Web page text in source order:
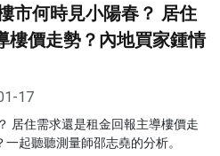
市何時見小陽春？ 居住
樓價走勢？內地買家鍾情
17
居住需求還是租金回報主導樓價走
起聽聽測量師邵志堯的分析。